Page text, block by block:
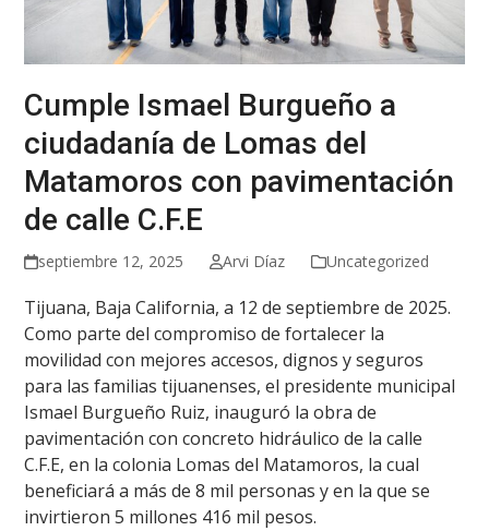
Cumple Ismael Burgueño a
ciudadanía de Lomas del
Matamoros con pavimentación
de calle C.F.E
septiembre 12, 2025 Arvi Díaz Uncategorized
Tijuana, Baja California, a 12 de septiembre de 2025.
Como parte del compromiso de fortalecer la
movilidad con mejores accesos, dignos y seguros
para las familias tijuanenses, el presidente municipal
Ismael Burgueño Ruiz, inauguró la obra de
pavimentación con concreto hidráulico de la calle
C.F.E, en la colonia Lomas del Matamoros, la cual
beneficiará a más de 8 mil personas y en la que se
invirtieron 5 millones 416 mil pesos.